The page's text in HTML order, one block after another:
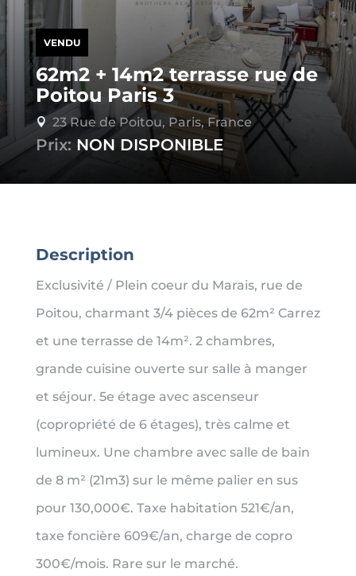
VENDU
62m2 + 14m2 terrasse rue de
Poitou Paris 3
 23 Rue de Poitou, Paris, France
Prix: NON DISPONIBLE
Description
Exclusivité / Plein coeur du Marais, rue de
Poitou, charmant 3/4 pièces de 62m² Carrez
et une terrasse de 14m². 2 chambres,
grande cuisine ouverte sur salle à manger
et séjour. 5e étage avec ascenseur
(copropriété de 6 étages), très calme et
lumineux. Une chambre avec salle de bain
de 8 m² (21m3) sur le même palier en sus
pour 130,000€. Taxe habitation 521€/an,
taxe foncière 609€/an, charge de copro
300€/mois. Rare sur le marché.